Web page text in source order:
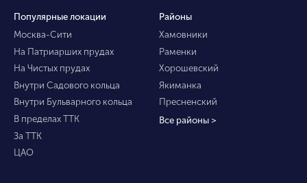
Популярные локации
Москва-Сити
На Патриарших прудах
На Чистых прудах
Внутри Садового кольца
Внутри Бульварного кольца
В пределах ТТК
За ТТК
ЦАО
Районы
Хамовники
Раменки
Хорошевский
Якиманка
Пресненский
Все районы >